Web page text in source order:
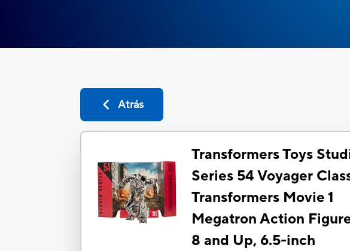
Atrás
Transformers Toys
Series 54 Voyager
Transformers Movie 1
Megatron Action
8 and Up, 6.5-inch